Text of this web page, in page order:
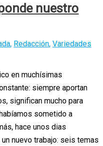
nuestro
, Redacción, Variedades
en muchísimas
siempre aportan
significan mucho para
sometido a
hace unos dias
nuevo trabajo: seis temas